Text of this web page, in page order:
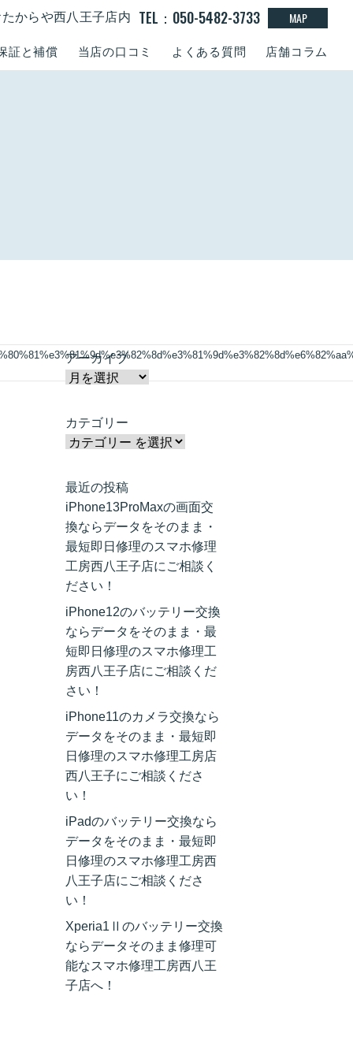
証と補償 当店の口コミ よくある質問 店舗コラム
からや西八王子店内 TEL：050-5482-3733 MAP
アーカイブ
カテゴリー
最近の投稿
iPhone13ProMaxの画面交
換ならデータをそのまま・
最短即日修理のスマホ修理
工房西八王子店にご相談く
ださい！
iPhone12のバッテリー交換
ならデータをそのまま・最
短即日修理のスマホ修理工
房西八王子店にご相談くだ
さい！
iPhone11のカメラ交換なら
データをそのまま・最短即
日修理のスマホ修理工房店
西八王子にご相談くださ
い！
iPadのバッテリー交換なら
データをそのまま・最短即
日修理のスマホ修理工房西
八王子店にご相談くださ
い！
Xperia1Ⅱのバッテリー交換
ならデータそのまま修理可
能なスマホ修理工房西八王
子店へ！